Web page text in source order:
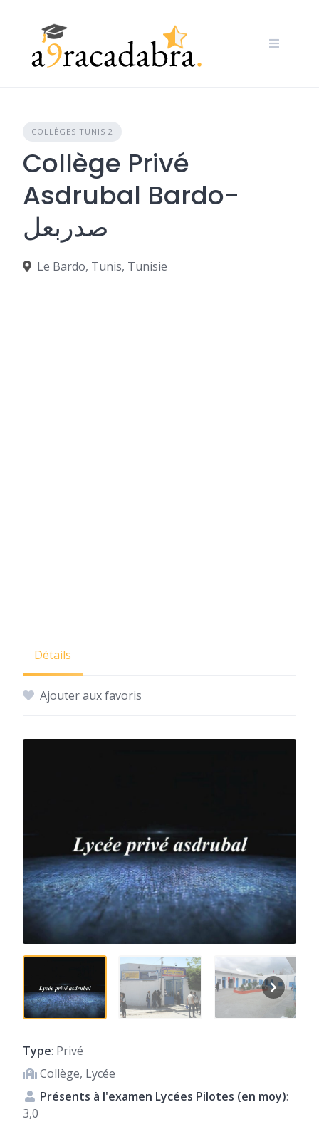
COLLÈGES TUNIS 2
Collège Privé
Asdrubal Bardo-
صدربعل
Le Bardo, Tunis, Tunisie
Détails
Ajouter aux favoris
Type: Privé
Collège, Lycée
Présents à l'examen Lycées Pilotes (en moy):
3,0